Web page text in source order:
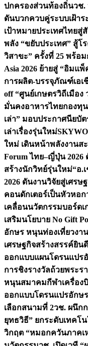
ปกครองส่วนท้องถิ่นวช.
ดันบวกควบคู่ระบบเฝ้าร
เป้าหมายประเทศไทยสู่
พลัง “ขยับประเทศ” สู้โ
วิสาขะ” ครั้งที่ 25 พร้อ
Asia 2026 ย้ายสู่ “อิมแ
การผลิต-บรรจุภัณฑ์เอเ
off “ศูนย์เกษตรวิถีเมือง
มั่นคงอาหารไทยกองทุ
เล่า” มอบประกาศนียบั
เล่าเรื่องรุ่นใหม่
ใหม่ เดินหน้าพลังงานส
Forum ไทย–ญี่ปุ่น
สร้างนักวิทย์รุ่นใหม่“อ.
2026 ดันงานวิจัยสู่เศรษ
คอนดักเตอร์เป็นหัวหอก
เคลื่อนนวัตกรรมบอร์ดเ
เสริมนโยบาย No Gift
อักษร หนุนท่องเที่ยวงา
เศรษฐกิจสร้างสรรค์ยิน
ออกแบบแผนโดรนแปร
การชิงรางวัลถ้วยพระร
หนุนสมาคมกีฬาเครื่อง
ออกแบบโดรนแปรอักษ
เลือกสนามที่ 2วช. ผนึก
ยุทธวิธี” ยกระดับเทคโ
วิกฤต “หมอกควันภาคเ